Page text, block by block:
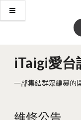
iTaigi愛台
一部集結群眾編纂的